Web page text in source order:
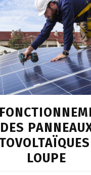
DES
LOUPE